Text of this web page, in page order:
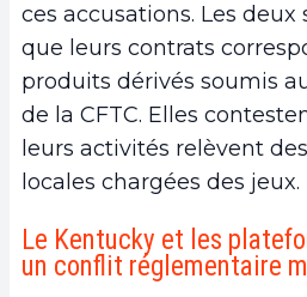
ces accusations. Les
que leurs contrats
produits dérivés soumis
de la CFTC. Elles
leurs activités relèvent
locales chargées des jeux.
Le Kentucky et les
un conflit réglementaire